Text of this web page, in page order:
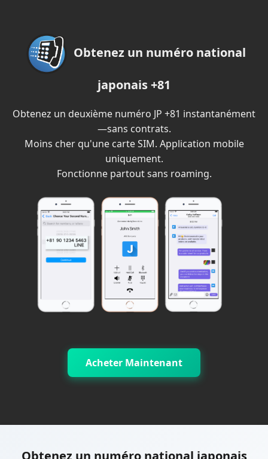
Obtenez un numéro national
japonais +81
Obtenez un deuxième numéro JP +81 instantanément
—sans contrats.
Moins cher qu'une carte SIM. Application mobile
uniquement.
Fonctionne partout sans roaming.
Acheter Maintenant